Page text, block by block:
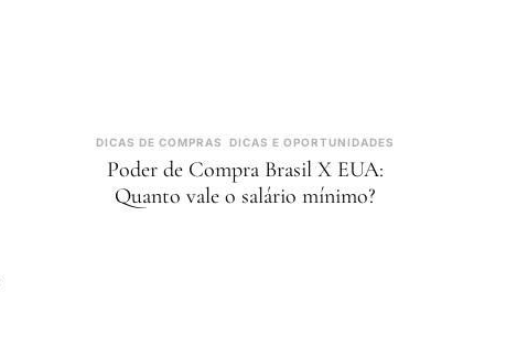
DICAS DE COMPRAS DICAS E OPORTUNIDADES
Poder de Compra Brasil X EUA:
Quanto vale o salário mínimo?